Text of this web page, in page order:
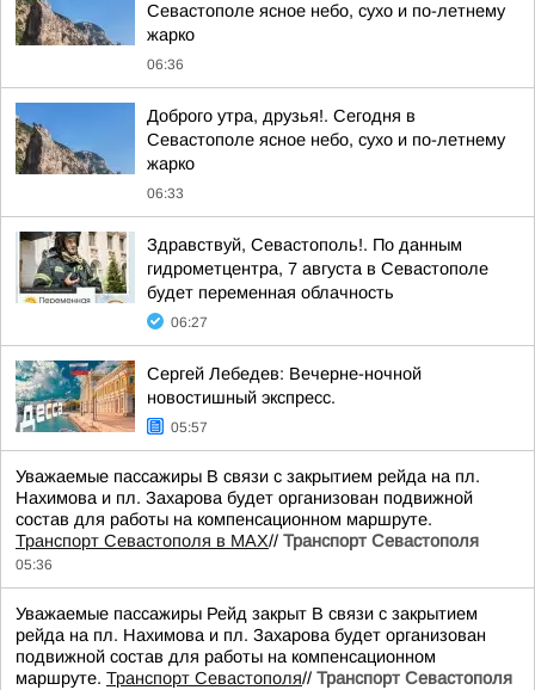
Севастополе ясное небо, сухо и по-летнему
жарко
06:36
Доброго утра, друзья!. Сегодня в
Севастополе ясное небо, сухо и по-летнему
жарко
06:33
Здравствуй, Севастополь!. По данным
гидрометцентра, 7 августа в Севастополе
будет переменная облачность
06:27
Сергей Лебедев: Вечерне-ночной
новостишный экспресс.
05:57
Уважаемые пассажиры В связи с закрытием рейда на пл.
Нахимова и пл. Захарова будет организован подвижной
состав для работы на компенсационном маршруте.
Транспорт Севастополя в MAX// Транспорт Севастополя
05:36
Уважаемые пассажиры Рейд закрыт В связи с закрытием
рейда на пл. Нахимова и пл. Захарова будет организован
подвижной состав для работы на компенсационном
маршруте. Транспорт Севастополя// Транспорт Севастополя